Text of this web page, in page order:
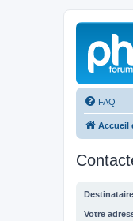
FAQ
Accueil
Votre